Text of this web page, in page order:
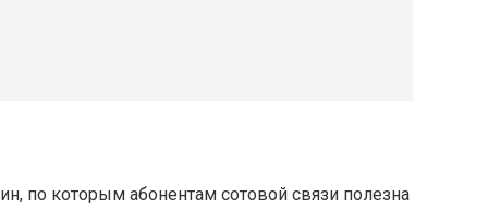
по которым абонентам сотовой связи полезна